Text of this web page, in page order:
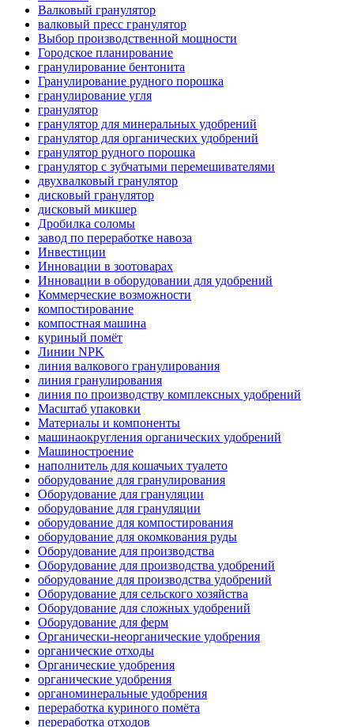
Валковый гранулятор
валковый пресс гранулятор
Выбор производственной мощности
Городское планирование
гранулирование бентонита
Гранулирование рудного порошка
гранулирование угля
гранулятор
гранулятор для минеральных удобрений
гранулятор для органических удобрений
гранулятор рудного порошка
гранулятор с зубчатыми перемешивателями
двухвалковый гранулятор
дисковый гранулятор
дисковый микшер
Дробилка соломы
завод по переработке навоза
Инвестиции
Инновации в зоотоварах
Инновации в оборудовании для удобрений
Коммерческие возможности
компостирование
компостная машина
куриный помёт
Линии NPK
линия валкового гранулирования
линия гранулирования
линия по производству комплексных удобрений
Масштаб упаковки
Материалы и компоненты
машинаокругления органических удобрений
Машиностроение
наполнитель для кошачьих туалето
оборудование для гранулирования
Оборудование для грануляции
оборудование для грануляции
оборудование для компостирования
оборудование для окомкования руды
Оборудование для производства
Оборудование для производства удобрений
оборудование для производства удобрений
Оборудование для сельского хозяйства
Оборудование для сложных удобрений
Оборудование для ферм
Органически-неорганические удобрения
органические отходы
Органические удобрения
органические удобрения
органоминеральные удобрения
переработка куриного помёта
переработка отходов